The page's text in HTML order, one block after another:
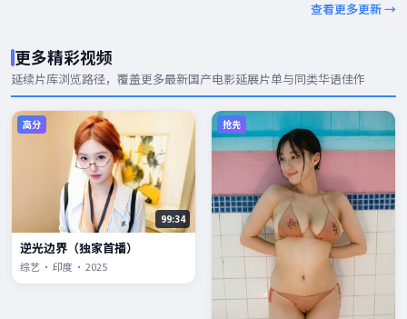
查看更多更新 →
更多精彩视频
延续片库浏览路径，覆盖更多最新国产电影延展片单与同类华语佳作
高分
99:34
逆光边界（独家首播）
综艺 · 印度 · 2025
抢先